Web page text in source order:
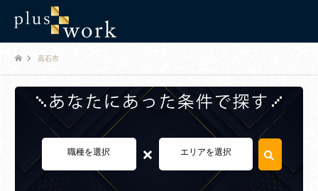
高石市
職種を選択 × エリアを選択